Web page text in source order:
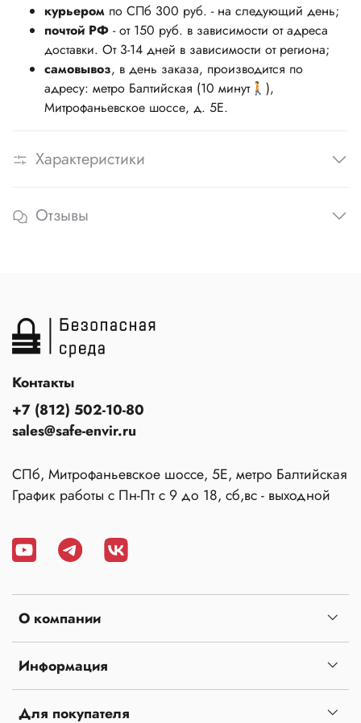
курьером по СПб 300 руб. - на следующий день;
почтой РФ - от 150 руб. в зависимости от адреса
доставки. От 3-14 дней в зависимости от региона;
самовывоз, в день заказа, производится по
адресу: метро Балтийская (10 минут🚶),
Митрофаньевское шоссе, д. 5Е.
Характеристики
Отзывы
О компании
Информация
Для покупателя
Контакты
+7 (812) 502-10-80
sales@safe-envir.ru
СПб, Митрофаньевское шоссе, 5Е, метро Балтийская
График работы с Пн-Пт с 9 до 18, сб,вс - выходной